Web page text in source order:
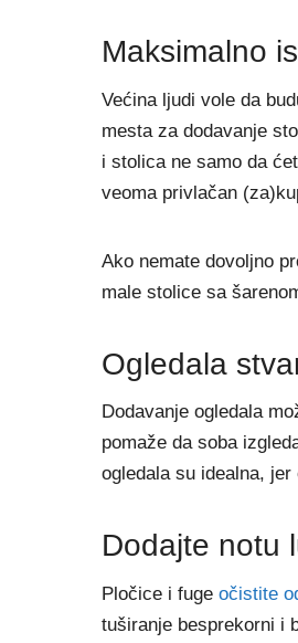
Maksimalno
Većina ljudi vole da
mesta za dodavanje
i stolica ne samo da
veoma privlačan
Ako nemate dovoljno
male stolice sa
Ogledala
Dodavanje ogledala
pomaže da soba
ogledala su idealna,
Dodajte notu
Pločice i fuge očistite
tuširanje besprekorni i